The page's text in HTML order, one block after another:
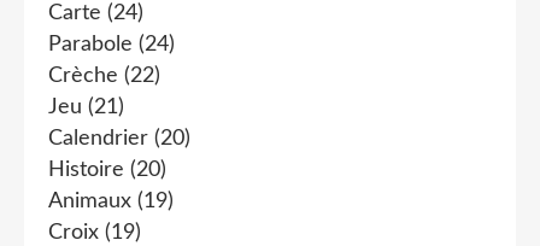
Carte (24)
Parabole (24)
Crèche (22)
Jeu (21)
Calendrier (20)
Histoire (20)
Animaux (19)
Croix (19)